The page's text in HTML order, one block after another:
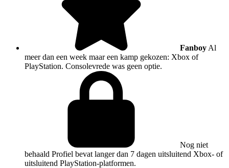
Fanboy Al
meer dan een week maar een kamp gekozen: Xbox of
PlayStation. Consolevrede was geen optie.
Nog niet
behaald Profiel bevat langer dan 7 dagen uitsluitend Xbox- of
uitsluitend PlayStation-platformen.